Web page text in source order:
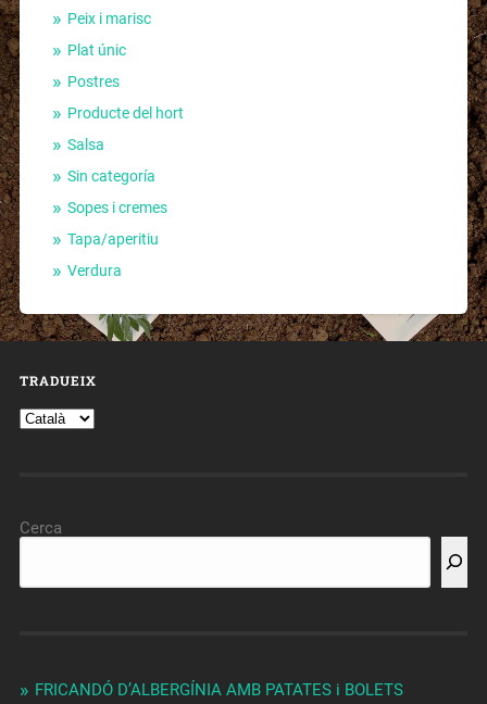
Peix i marisc
Plat únic
Postres
Producte del hort
Salsa
Sin categoría
Sopes i cremes
Tapa/aperitiu
Verdura
TRADUEIX
Cerca
FRICANDÓ D’ALBERGÍNIA AMB PATATES i BOLETS